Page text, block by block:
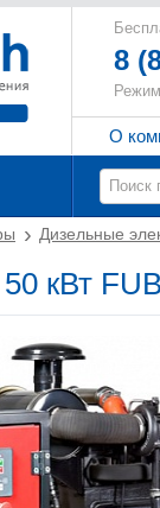
8
О
Дизельные
кВт